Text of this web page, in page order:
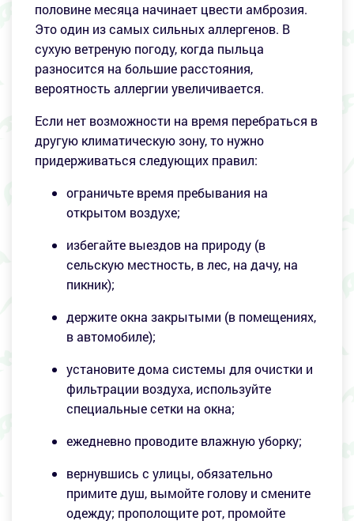
половине месяца начинает цвести амброзия.
Это один из самых сильных аллергенов. B
сухую ветреную погоду, когда пыльца
разносится на большие расстояния,
вероятность аллергии увеличивается.
Если нет возможности на время перебраться в
другую климатическую зону, то нужно
придерживаться следующих правил:
ограничьте время пребывания на
открытом воздухе;
избегайте выездов на природу (в
сельскую местность, в лес, на дачу, на
пикник);
держите окна закрытыми (в помещениях,
в автомобиле);
установите дома системы для очистки и
фильтрации воздуха, используйте
специальные сетки на окна;
ежедневно проводите влажную уборку;
вернувшись с улицы, обязательно
примите душ, вымойте голову и смените
одежду; прополощите рот, промойте